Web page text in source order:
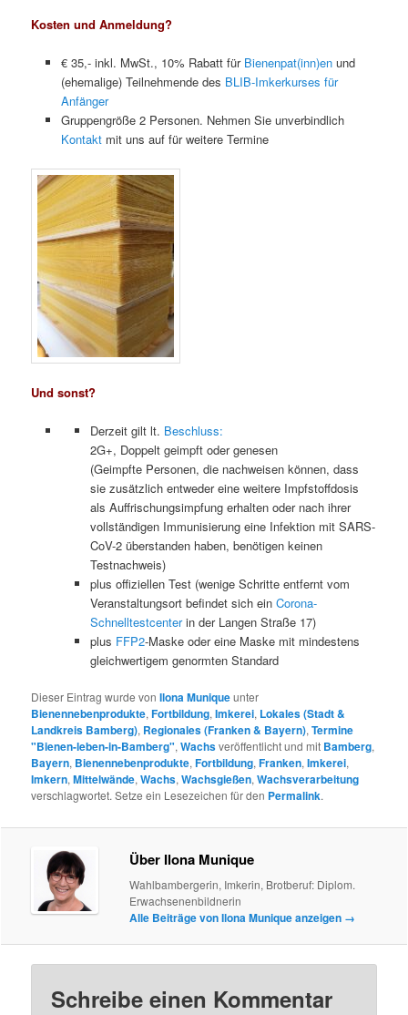
Kosten und Anmeldung?
€ 35,- inkl. MwSt., 10% Rabatt für Bienenpat(inn)enund
(ehemalige) Teilnehmende des BLIB-Imkerkurses für
Anfänger
Gruppengröße 2 Personen. Nehmen Sie unverbindlich
Kontaktmit uns auf für weitere Termine
Und sonst?
Derzeit gilt lt. Beschluss:
2G+, Doppelt geimpft oder genesen
(Geimpfte Personen, die nachweisen können, dass
sie zusätzlich entweder eine weitere Impfstoffdosis
als Auffrischungsimpfung erhalten oder nach ihrer
vollständigen Immunisierung eine Infektion mit SARS-
CoV-2 überstanden haben, benötigen keinen
Testnachweis)
plus offiziellen Test (wenige Schritte entfernt vom
Veranstaltungsort befindet sich einCorona-
Schnelltestcenterin der Langen Straße 17)
plus FFP2-Maske oder eine Maske mit mindestens
gleichwertigem genormten Standard
Dieser Eintrag wurde vonIlona Muniqueunter
Bienennebenprodukte,Fortbildung,Imkerei, Lokales (Stadt &
Landkreis Bamberg), Regionales (Franken & Bayern),Termine
"Bienen-leben-in-Bamberg",Wachsveröffentlicht und mit Bamberg,
Bayern, Bienennebenprodukte,Fortbildung,Franken,Imkerei,
Imkern,Mittelwände,Wachs,Wachsgießen,Wachsverarbeitung
verschlagwortet. Setze ein Lesezeichen für den Permalink.
Über Ilona Munique
Wahlbambergerin, Imkerin, Brotberuf: Diplom.
Erwachsenenbildnerin
Alle Beiträge von Ilona Munique anzeigen →
Schreibe einen Kommentar